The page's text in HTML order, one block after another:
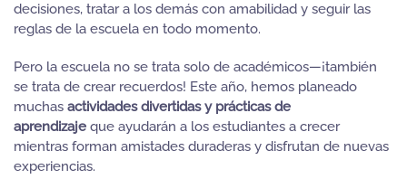
decisiones, tratar a los demás con amabilidad y seguir las
reglas de la escuela en todo momento.
Pero la escuela no se trata solo de académicos—¡también
se trata de crear recuerdos! Este año, hemos planeado
muchas actividades divertidas y prácticas de
aprendizaje que ayudarán a los estudiantes a crecer
mientras forman amistades duraderas y disfrutan de nuevas
experiencias.